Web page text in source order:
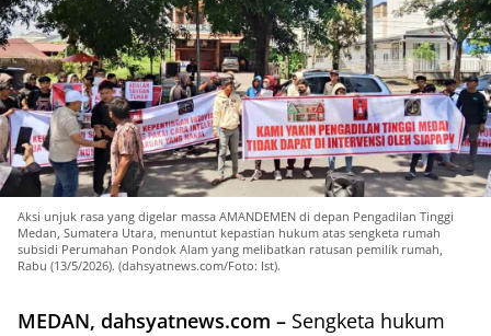
Aksi unjuk rasa yang digelar massa AMANDEMEN di depan Pengadilan Tinggi
Medan, Sumatera Utara, menuntut kepastian hukum atas sengketa rumah
subsidi Perumahan Pondok Alam yang melibatkan ratusan pemilik rumah,
Rabu (13/5/2026). (dahsyatnews.com/Foto: Ist).
MEDAN, dahsyatnews.com – Sengketa hukum